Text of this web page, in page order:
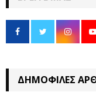
ΔΗΜΟΦΙΛΈΣ